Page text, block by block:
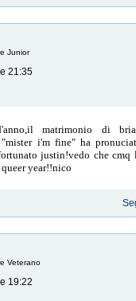
Junior
21:35
matrimonio di
"mister i'm fine" ha
justin!vedo che cmq
year!!nico
Veterano
19:22